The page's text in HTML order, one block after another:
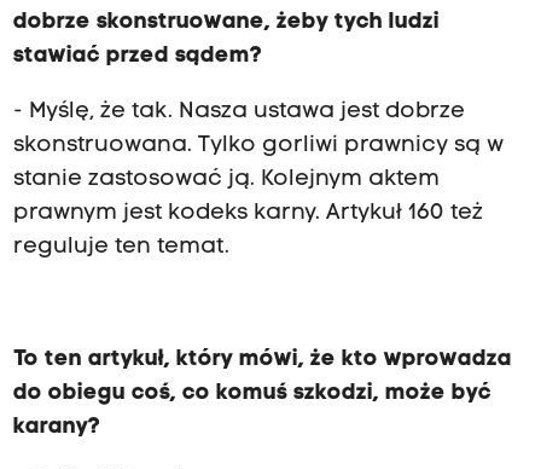
dobrze skonstruowane, żeby tych ludzi
stawiać przed sądem?
- Myślę, że tak. Nasza ustawa jest dobrze
skonstruowana. Tylko gorliwi prawnicy są w
stanie zastosować ją. Kolejnym aktem
prawnym jest kodeks karny. Artykuł 160 też
reguluje ten temat.
To ten artykuł, który mówi, że kto wprowadza
do obiegu coś, co komuś szkodzi, może być
karany?